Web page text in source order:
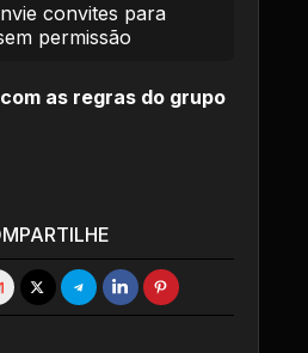
convites para
permissão
as regras do grupo